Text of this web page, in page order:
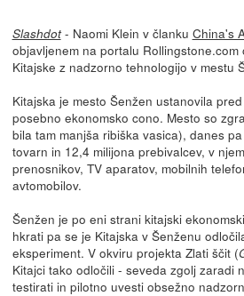
Slashdot- Naomi Klein v članku China's
objavljenem na portalu
Kitajske z nadzorno tehnologijo v mestu
Kitajska je mesto Šenžen ustanovila
posebno ekonomsko cono. Mesto so
bila tam manjša ribiška vasica), danes
tovarn in 12,4 milijona prebivalcev, v
prenosnikov, TV aparatov, mobilnih
avtomobilov.
Šenžen je po eni strani kitajski
hkrati pa se je Kitajska v Šenženu
eksperiment. V okviru projekta Zlati ščit (
Kitajci tako odločili - seveda zgolj zaradi
testirati in pilotno uvesti obsežno